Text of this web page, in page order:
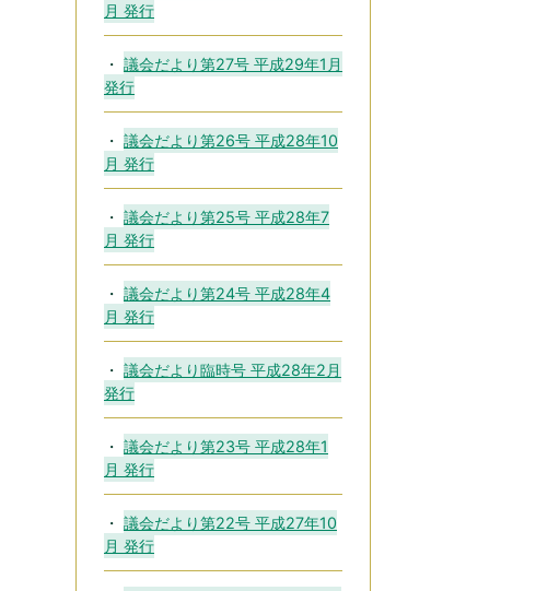
月 発行
議会だより第27号 平成29年1月
発行
議会だより第26号 平成28年10
月 発行
議会だより第25号 平成28年7
月 発行
議会だより第24号 平成28年4
月 発行
議会だより臨時号 平成28年2月
発行
議会だより第23号 平成28年1
月 発行
議会だより第22号 平成27年10
月 発行